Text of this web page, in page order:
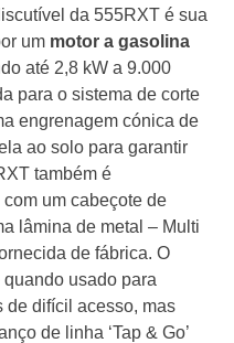
da 555RXT é sua
um motor a gasolina
até 2,8 kW a 9.000
para o sistema de corte
engrenagem cónica de
ao solo para garantir
também é
um cabeçote de
lâmina de metal – Multi
de fábrica. O
usado para
de difícil acesso, mas
de linha ‘Tap & Go’